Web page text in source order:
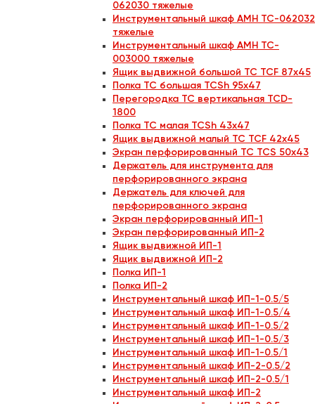
062030 тяжелые
Инструментальный шкаф AMH TC-062032
тяжелые
Инструментальный шкаф AMH TC-
003000 тяжелые
Ящик выдвижной большой ТС TCF 87x45
Полка ТС большая TCSh 95х47
Перегородка ТС вертикальная TCD-
1800
Полка ТС малая TCSh 43х47
Ящик выдвижной малый ТС TCF 42x45
Экран перфорированный ТС TCS 50x43
Держатель для инструмента для
перфорированного экрана
Держатель для ключей для
перфорированного экрана
Экран перфорированный ИП-1
Экран перфорированный ИП-2
Ящик выдвижной ИП-1
Ящик выдвижной ИП-2
Полка ИП-1
Полка ИП-2
Инструментальный шкаф ИП-1-0.5/5
Инструментальный шкаф ИП-1-0.5/4
Инструментальный шкаф ИП-1-0.5/2
Инструментальный шкаф ИП-1-0.5/3
Инструментальный шкаф ИП-1-0.5/1
Инструментальный шкаф ИП-2-0.5/2
Инструментальный шкаф ИП-2-0.5/1
Инструментальный шкаф ИП-2